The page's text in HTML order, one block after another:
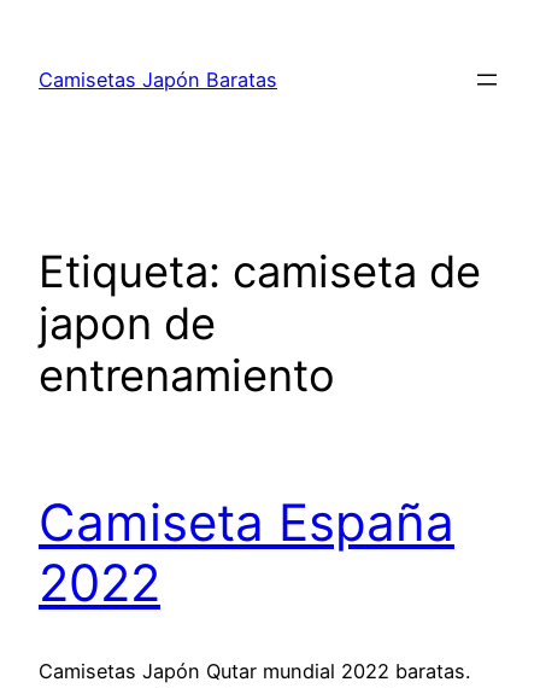
contenido
Camisetas Japón Baratas
Etiqueta: camiseta de
japon de
entrenamiento
Camiseta España
2022
Camisetas Japón Qutar mundial 2022 baratas.